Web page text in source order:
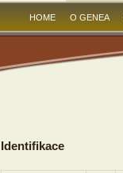
HOME O GENEA
Identifikace